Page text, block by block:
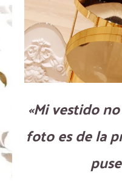
«Mi vestido
foto es de la